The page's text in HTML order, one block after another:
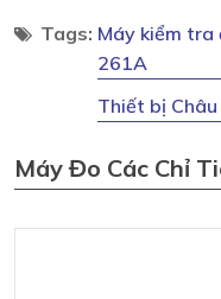
Tags: Máy kiểm tra
261A
Thiết bị
Máy Đo Các Chỉ